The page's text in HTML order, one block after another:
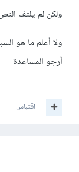
ولكن لم يلتف
ولا أعلم ما هو
أرجو المساعدة
اقتباس